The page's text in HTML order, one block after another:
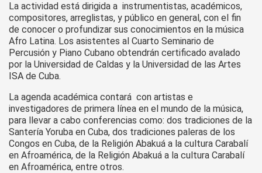
La actividad está dirigida a instrumentistas, académicos,
compositores, arreglistas, y público en general, con el fin
de conocer o profundizar sus conocimientos en la música
Afro Latina. Los asistentes al Cuarto Seminario de
Percusión y Piano Cubano obtendrán certificado avalado
por la Universidad de Caldas y la Universidad de las Artes
ISA de Cuba.
La agenda académica contará con artistas e
investigadores de primera línea en el mundo de la música,
para llevar a cabo conferencias como: dos tradiciones de la
Santería Yoruba en Cuba, dos tradiciones paleras de los
Congos en Cuba, de la Religión Abakuá a la cultura Carabalí
en Afroamérica, de la Religión Abakuá a la cultura Carabalí
en Afroamérica, entre otros.